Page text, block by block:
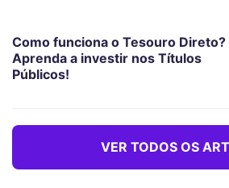
Como funciona o Tesouro Direto?
Aprenda a investir nos Títulos
Públicos!
VER TODOS OS